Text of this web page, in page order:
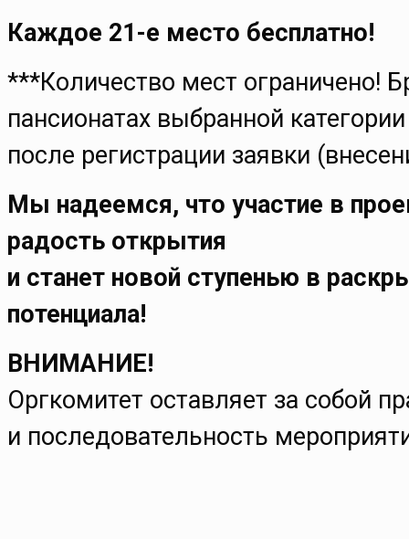
Каждое 21-е место бесплатно!
***Количество мест ограничено!
пансионатах выбранной
после регистрации заявки
Мы надеемся, что участие в
радость открытия
и станет новой ступенью в
потенциала!
ВНИМАНИЕ!
Оргкомитет оставляет за собой
и последовательность